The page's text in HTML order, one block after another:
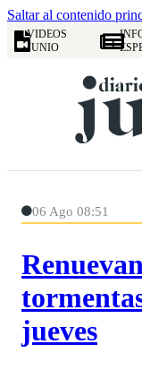
Saltar al contenido
VIDEOS
JUNIO
06 Ago 08:51
jueves